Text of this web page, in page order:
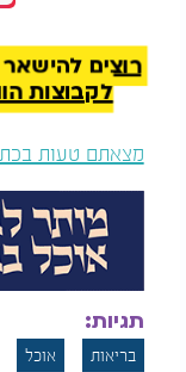
טרגדיה
התמוטט ומצא
- לאחר שאכל
שהושארה
על השיש
ממרח עגבניות
אתם חושבים
שהורידו לה את
עם קצת שמן.
רוצים
לקבוצות
מצאתם טעות
תגיות:
בריאות אוכל